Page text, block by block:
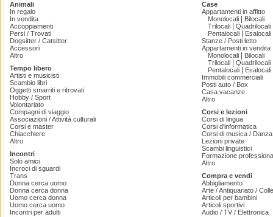
Animali
In regalo
In vendita
Accoppiamenti
Persi / Trovati
Dogsitter / Catsitter
Accessori
Altro
Tempo libero
Artisti e musicisti
Scambio libri
Oggetti smarriti e ritrovati
Hobby / Sport
Volontariato
Compagni di viaggio
Associazioni / Attività culturali
Corsi e master
Chiacchiere
Altro
Incontri
Solo amici
Incroci di sguardi
Trans
Donna cerca uomo
Donna cerca donna
Uomo cerca donna
Uomo cerca uomo
Incontri per adulti
Case
Appartamenti in affitto
Monolocali
Bilocali
Trilocali
Quadrilocali
Pentalocali
Esalocali
Stanze / Posti letto
Appartamenti in vendita
Monolocali
Bilocali
Trilocali
Quadrilocali
Pentalocali
Esalocali
Immobili commerciali
Posti auto / Box
Casa vacanze
Altro
Corsi e lezioni
Corsi di lingua
Corsi d'informatica
Corsi di musica /
Lezioni private
Scambi linguistici
Formazione
Altro
Compra e vendi
Abbigliamento
Arte / Antiquariato /
Articoli per bambini
Articoli sportivi
Audio / TV / Elettronica